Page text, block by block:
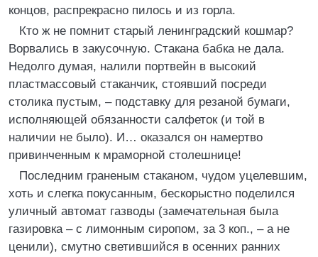
концов, распрекрасно пилось и из горла.
Кто ж не помнит старый ленинградский кошмар?
Ворвались в закусочную. Стакана бабка не дала.
Недолго думая, налили портвейн в высокий
пластмассовый стаканчик, стоявший посреди
столика пустым, – подставку для резаной бумаги,
исполняющей обязанности салфеток (и той в
наличии не было). И… оказался он намертво
привинченным к мраморной столешнице!
Последним граненым стаканом, чудом уцелевшим,
хоть и слегка покусанным, бескорыстно поделился
уличный автомат газводы (замечательная была
газировка – с лимонным сиропом, за 3 коп., – а не
ценили), смутно светившийся в осенних ранних